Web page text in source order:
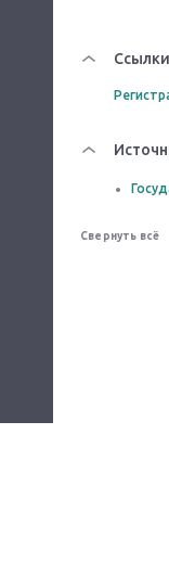
Ссылки
Свернуть всё